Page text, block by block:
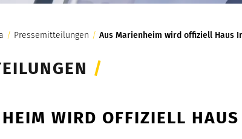
/ Pressemitteilungen / Aus Marienheim wird offiziell Haus
/
WIRD OFFIZIELL